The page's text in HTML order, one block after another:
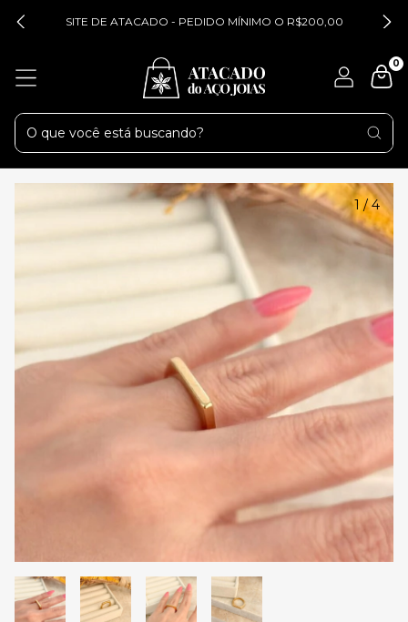
SITE DE ATACADO - PEDIDO MÍNIMO O R$200,00
0
1 /4